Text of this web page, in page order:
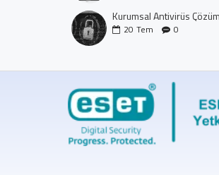
Kurumsal Antivirüs
20 Tem 0